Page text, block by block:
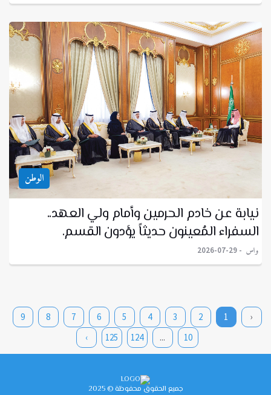
الوطن
نيابة عن خادم الحرمين وأمام ولي العهد..
السفراء المُعينون حديثاً يؤدون القسم.
واس 2026-07-29
‹
1
2
3
4
5
6
7
8
9
10
...
124
125
›
جميع الحقوق محفوظة © 2025